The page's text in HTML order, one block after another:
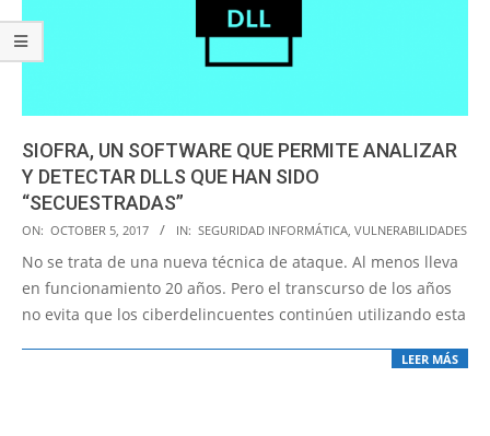
SIOFRA, UN SOFTWARE QUE PERMITE ANALIZAR
Y DETECTAR DLLS QUE HAN SIDO
“SECUESTRADAS”
2017-
10-
ON: OCTOBER 5, 2017 IN: SEGURIDAD INFORMÁTICA VULNERABILIDADES
No se trata de una nueva técnica de ataque. Al menos lleva
en funcionamiento 20 años. Pero el transcurso de los años
no evita que los ciberdelincuentes continúen utilizando esta
LEER MÁS